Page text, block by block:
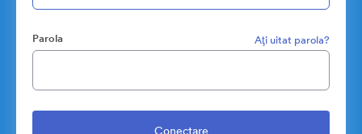
Parola Aţi uitat parola?